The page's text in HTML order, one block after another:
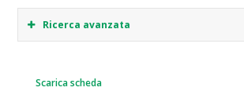
Ricerca avanzata
Scarica scheda